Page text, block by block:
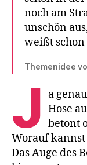
noch am
unschön
weißt schon
Themenidee
J
a
Hose
betont
Worauf kannst
Das Auge des